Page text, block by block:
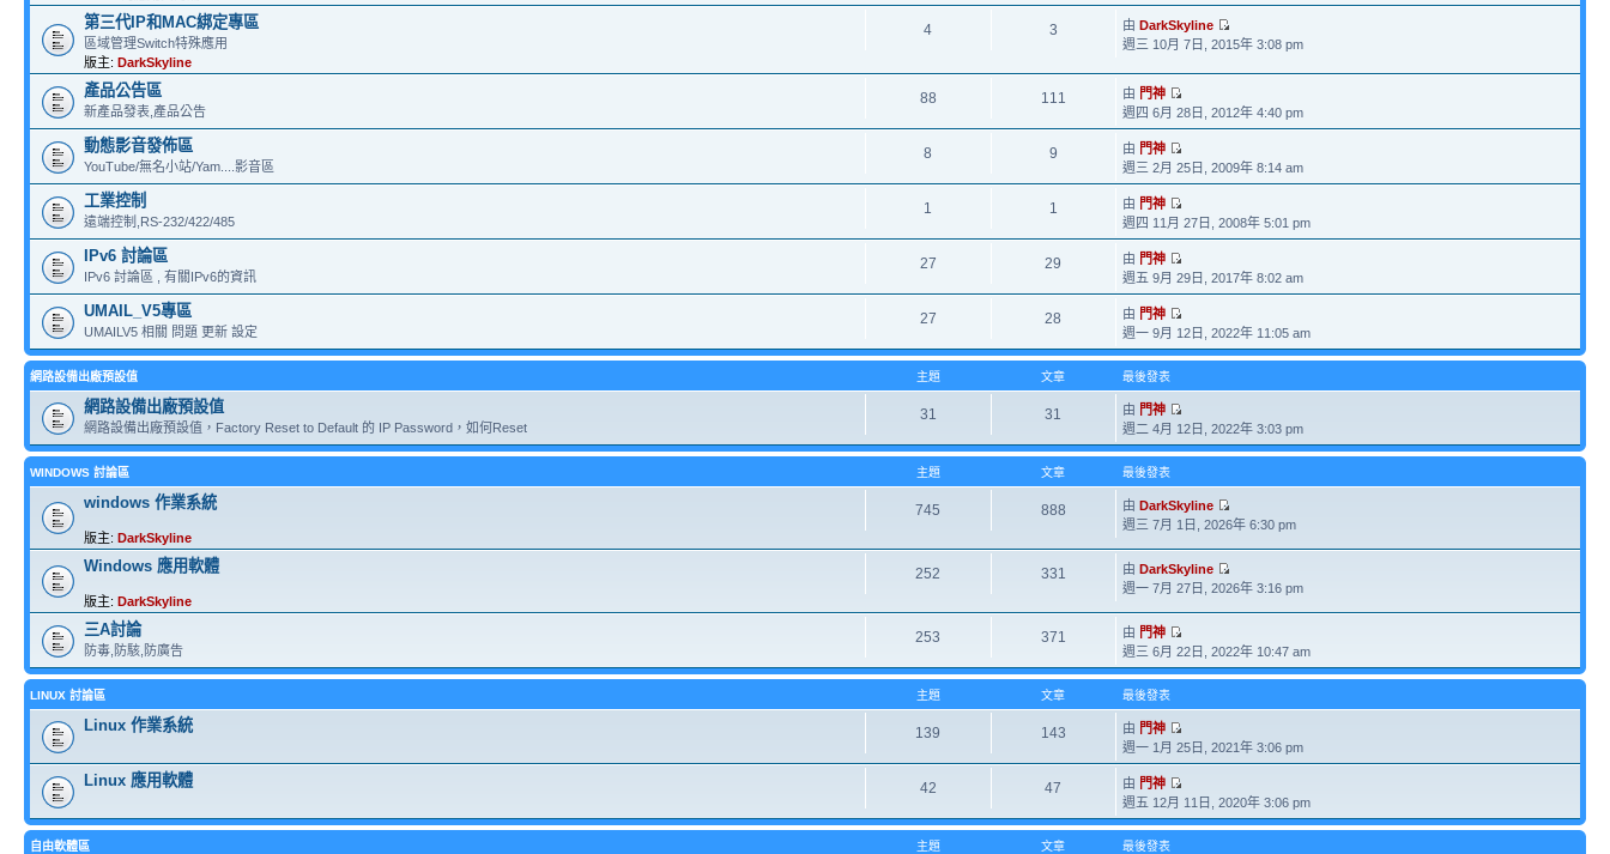
第三代IP和MAC綁定專區
區域管理Switch特殊應用
版主: DarkSkyline
4 3 由DarkSkyline
週三 10月 7日, 2015年 3:08 pm
產品公告區
新產品發表,產品公告
88 111 由 門神
週四 6月 28日, 2012年 4:40 pm
動態影音發佈區
YouTube/無名小站/Yam....影音區
8 9 由 門神
週三 2月 25日, 2009年 8:14 am
工業控制
遠端控制,RS-232/422/485
1 1 由 門神
週四 11月 27日, 2008年 5:01 pm
IPv6 討論區
IPv6 討論區 , 有關IPv6的資訊
27 29 由 門神
週五 9月 29日, 2017年 8:02 am
UMAIL_V5專區
UMAILV5 相關 問題 更新 設定
27 28 由 門神
週一 9月 12日, 2022年 11:05 am
網路設備出廠預設值 主題 文章 最後發表
網路設備出廠預設值
網路設備出廠預設值，Factory Reset to Default 的 IP Password，如何Reset
31 31 由 門神
週二 4月 12日, 2022年 3:03 pm
WINDOWS 討論區 主題 文章 最後發表
windows 作業系統
版主: DarkSkyline
745 888 由DarkSkyline
週三 7月 1日, 2026年 6:30 pm
Windows 應用軟體
版主: DarkSkyline
252 331 由DarkSkyline
週一 7月 27日, 2026年 3:16 pm
三A討論
防毒,防駭,防廣告
253 371 由 門神
週三 6月 22日, 2022年 10:47 am
LINUX 討論區 主題 文章 最後發表
Linux 作業系統 139 143 由 門神
週一 1月 25日, 2021年 3:06 pm
Linux 應用軟體 42 47 由 門神
週五 12月 11日, 2020年 3:06 pm
自由軟體區 主題 文章 最後發表